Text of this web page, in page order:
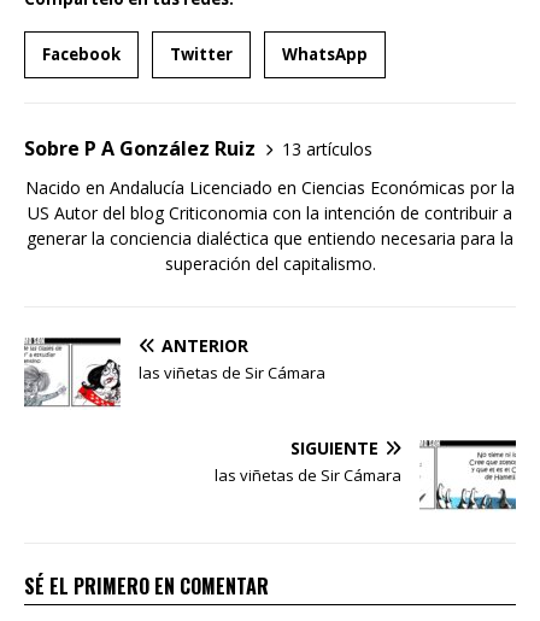
Facebook Twitter WhatsApp
Sobre P A González Ruiz
13 artículos
Nacido en Andalucía Licenciado en Ciencias Económicas por la
US Autor del blog Criticonomia con la intención de contribuir a
generar la conciencia dialéctica que entiendo necesaria para la
superación del capitalismo.
ANTERIOR
las viñetas de Sir Cámara
SIGUIENTE
las viñetas de Sir Cámara
SÉ EL PRIMERO EN COMENTAR